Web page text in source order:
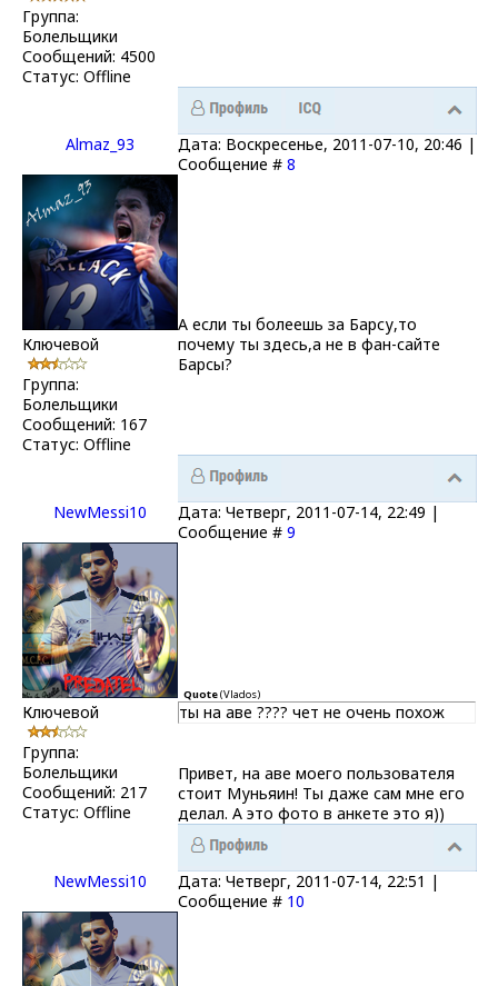
Группа:
Болельщики
Сообщений: 4500
Статус: Offline
Almaz_93
Дата: Воскресенье, 2011-07-10, 20:46 |
Сообщение # 8
Ключевой
Группа:
Болельщики
Сообщений: 167
Статус: Offline
А если ты болеешь за Барсу,то
почему ты здесь,а не в фан-сайте
Барсы?
NewMessi10
Дата: Четверг, 2011-07-14, 22:49 |
Сообщение # 9
Ключевой
Группа:
Болельщики
Сообщений: 217
Статус: Offline
Quote(Vlados)
ты на аве ???? чет не очень похож
Привет, на аве моего пользователя
стоит Муньяин! Ты даже сам мне его
делал. А это фото в анкете это я))
NewMessi10
Дата: Четверг, 2011-07-14, 22:51 |
Сообщение # 10